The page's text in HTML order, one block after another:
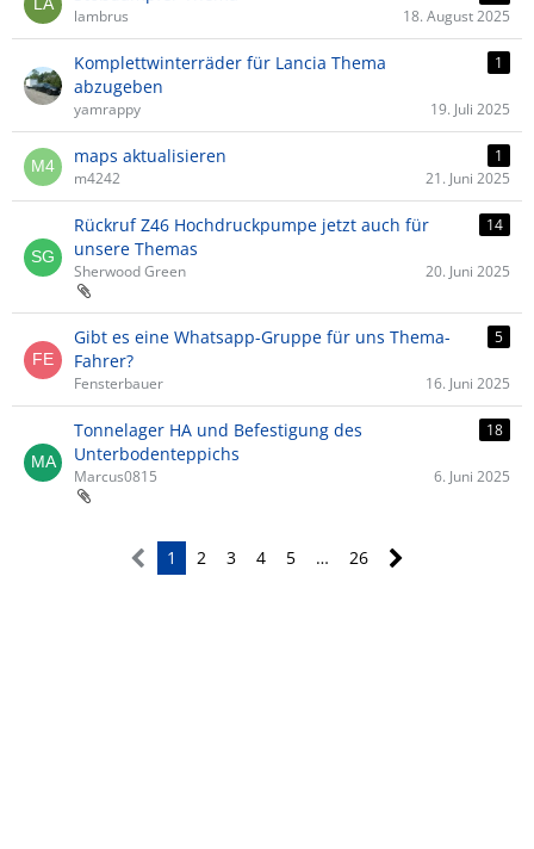
lambrus
18. August 2025
Komplettwinterräder für Lancia Thema
abzugeben
1
yamrappy 19. Juli 2025
maps aktualisieren
1
m4242
21. Juni 2025
Rückruf Z46 Hochdruckpumpe jetzt auch für
unsere Themas
14
Sherwood Green 20. Juni 2025
Gibt es eine Whatsapp-Gruppe für uns Thema-
Fahrer?
5
Fensterbauer 16. Juni 2025
Tonnelager HA und Befestigung des
Unterbodenteppichs
18
Marcus0815 6. Juni 2025
1 2 3 4 5 … 26